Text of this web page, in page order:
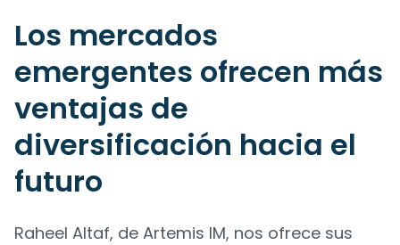
Los mercados
emergentes ofrecen más
ventajas de
diversificación hacia el
futuro
Raheel Altaf, de Artemis IM, nos ofrece sus